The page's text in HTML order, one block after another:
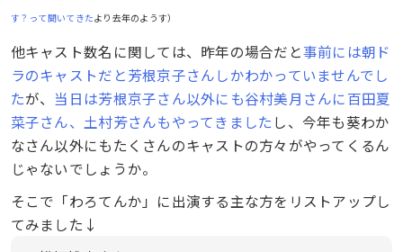
す？って聞いてきたより去年のようす）
他キャスト数名に関しては、昨年の場合だと事前には朝ド
ラのキャストだと芳根京子さんしかわかっていませんでし
たが、 当日は芳根京子さん以外にも谷村美月さんに百田夏
菜子さん、土村芳さんもやってきました し、今年も葵わか
なさん以外にもたくさんのキャストの方々がやってくるん
じゃないでしょうか。
そこで「わろてんか」に出演する主な方をリストアップし
てみました↓